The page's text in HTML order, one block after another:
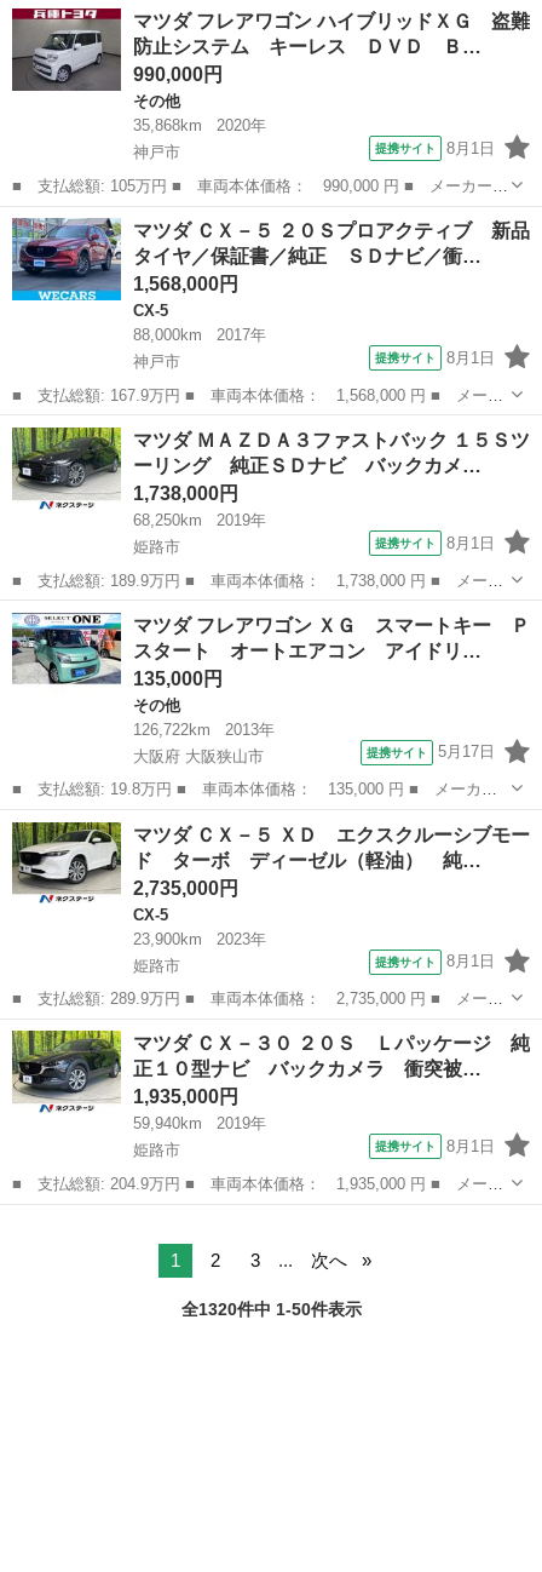
行距離９．１万ｋｍ キーレスエントリーキー 禁煙車 ワンセグＴ
Ｖナビ付 Ｅ...
滋賀 大津市 AZ-ワゴン
マツダ フレアワゴン ハイブリッドＸＧ 盗難
防止システム キーレス ＤＶＤ Ｂ…
990,000円
その他
35,868km
2020年
神戸市
提携サイト 8月1日
■ 支払総額: 105万円 ■ 車両本体価格： 990,000 円 ■ メーカー
名： マツダ ■ 車種名： フレアワゴン ■ グレード名： ハイブ
リッドＸＧ 盗難防止システム キーレス ＤＶＤ Ｂカメラ スマ
ートキー ＡＢ...
兵庫 神戸市 その他
マツダ ＣＸ－５ ２０Ｓプロアクティブ 新品
タイヤ／保証書／純正 ＳＤナビ／衝…
1,568,000円
CX-5
88,000km
2017年
神戸市
提携サイト 8月1日
■ 支払総額: 167.9万円 ■ 車両本体価格： 1,568,000 円 ■ メーカ
ー名： マツダ ■ 車種名： ＣＸ－５ ■ グレード名： ２０Ｓプ
ロアクティブ 新品タイヤ／保証書／純正 ＳＤナビ／衝突安全装置
／車線逸...
兵庫 神戸市 CX-5
マツダ ＭＡＺＤＡ３ファストバック １５Ｓツ
ーリング 純正ＳＤナビ バックカメ…
1,738,000円
68,250km
2019年
姫路市
提携サイト 8月1日
■ 支払総額: 189.9万円 ■ 車両本体価格： 1,738,000 円 ■ メーカ
ー名： マツダ ■ 車種名： ＭＡＺＤＡ３ファストバック ■ グレ
ード名： １５Ｓツーリング 純正ＳＤナビ バックカメラ 衝突被
害軽減シ...
兵庫 姫路市 マツダ
マツダ フレアワゴン ＸＧ スマートキー Ｐ
スタート オートエアコン アイドリ…
135,000円
その他
126,722km
2013年
大阪府 大阪狭山市
提携サイト 5月17日
■ 支払総額: 19.8万円 ■ 車両本体価格： 135,000 円 ■ メーカー
名： マツダ ■ 車種名： フレアワゴン ■ グレード名： ＸＧ
スマートキー Ｐスタート オートエアコン アイドリングストッ
プ ＥＴＣ ■...
大阪 大阪狭山市 その他
マツダ ＣＸ－５ ＸＤ エクスクルーシブモー
ド ターボ ディーゼル（軽油） 純…
2,735,000円
CX-5
23,900km
2023年
姫路市
提携サイト 8月1日
■ 支払総額: 289.9万円 ■ 車両本体価格： 2,735,000 円 ■ メーカ
ー名： マツダ ■ 車種名： ＣＸ－５ ■ グレード名： ＸＤ エ
クスクルーシブモード ターボ ディーゼル（軽油） 純正１０イン
チナビ ...
兵庫 姫路市 CX-5
マツダ ＣＸ－３０ ２０Ｓ Ｌパッケージ 純
正１０型ナビ バックカメラ 衝突被…
1,935,000円
59,940km
2019年
姫路市
提携サイト 8月1日
■ 支払総額: 204.9万円 ■ 車両本体価格： 1,935,000 円 ■ メーカ
ー名： マツダ ■ 車種名： ＣＸ－３０ ■ グレード名： ２０
1 2 3 ... 次へ
全1320件中 1-50件表示